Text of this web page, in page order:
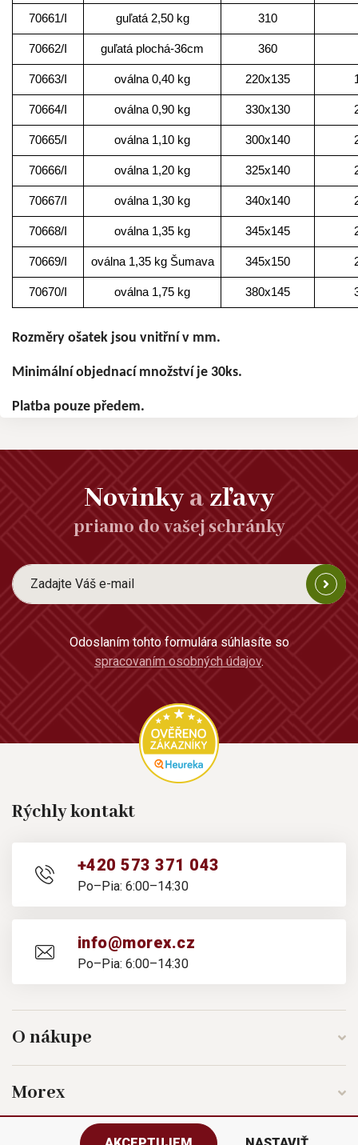
70661/I guľatá 2,50 kg 310
70662/I guľatá plochá-36cm 360
70663/I oválna 0,40 kg 220x135
70664/I oválna 0,90 kg 330x130
70665/I oválna 1,10 kg 300x140
70666/I oválna 1,20 kg 325x140
70667/I oválna 1,30 kg 340x140
70668/I oválna 1,35 kg 345x145
70669/I oválna 1,35 kg Šumava 345x150
70670/I oválna 1,75 kg 380x145
Rozměry ošatek jsou vnitřní v mm.
Minimální objednací množství je 30ks.
Platba pouze předem.
Novinkyazľavy
priamo do vašej schránky
Odoslaním tohto formulára súhlasíte so
spracovaním osobných údajov.
Rýchly kontakt
+420 573 371 043
Po–Pia: 6:00–14:30
info@morex.cz
Po–Pia: 6:00–14:30
O nákupe
Morex